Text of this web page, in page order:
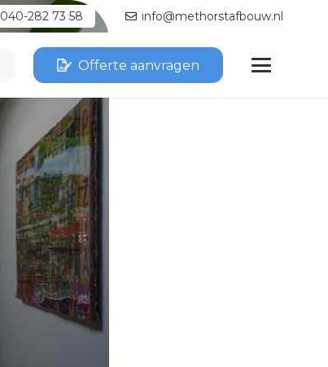
040-282 73 58 info@methorstafbouw.nl
Offerte aanvragen